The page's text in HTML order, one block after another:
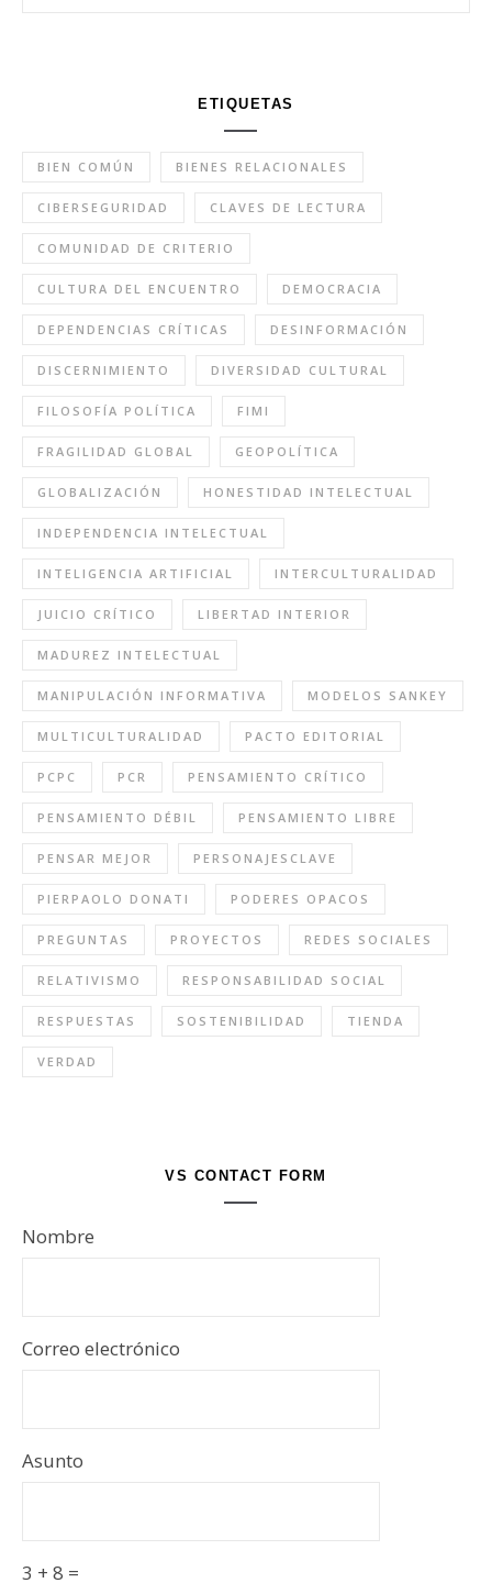
ETIQUETAS
BIEN COMÚN BIENES RELACIONALES
CIBERSEGURIDAD CLAVES DE LECTURA
COMUNIDAD DE CRITERIO
CULTURA DEL ENCUENTRO DEMOCRACIA
DEPENDENCIAS CRÍTICAS DESINFORMACIÓN
DISCERNIMIENTO DIVERSIDAD CULTURAL
FILOSOFÍA POLÍTICA FIMI
FRAGILIDAD GLOBAL GEOPOLÍTICA
GLOBALIZACIÓN HONESTIDAD INTELECTUAL
INDEPENDENCIA INTELECTUAL
INTELIGENCIA ARTIFICIAL INTERCULTURALIDAD
JUICIO CRÍTICO LIBERTAD INTERIOR
MADUREZ INTELECTUAL
MANIPULACIÓN INFORMATIVA MODELOS SANKEY
MULTICULTURALIDAD PACTO EDITORIAL
PCPC PCR PENSAMIENTO CRÍTICO
PENSAMIENTO DÉBIL PENSAMIENTO LIBRE
PENSAR MEJOR PERSONAJESCLAVE
PIERPAOLO DONATI PODERES OPACOS
PREGUNTAS PROYECTOS REDES SOCIALES
RELATIVISMO RESPONSABILIDAD SOCIAL
RESPUESTAS SOSTENIBILIDAD TIENDA
VERDAD
VS CONTACT FORM
Nombre
Correo electrónico
Asunto
3 + 8 =